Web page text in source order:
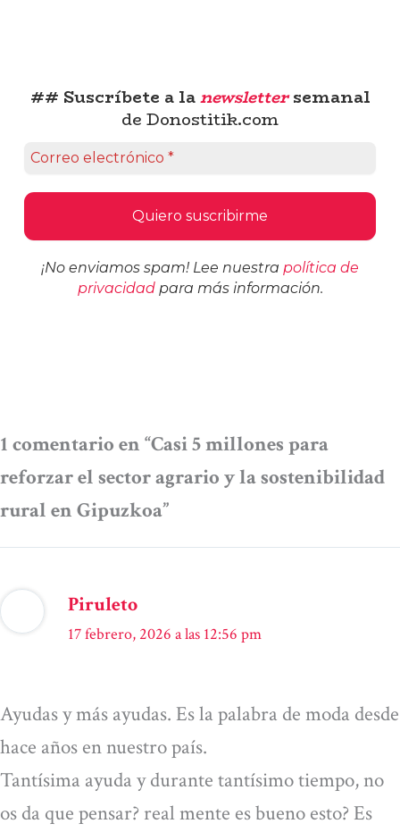
## Suscríbete a lanewslettersemanal
de Donostitik.com
¡No enviamos spam! Lee nuestra política de
privacidadpara más información.
1 comentario en “Casi 5 millones para
reforzar el sector agrario y la sostenibilidad
rural en Gipuzkoa”
Piruleto
17 febrero, 2026 a las 12:56 pm
Ayudas y más ayudas. Es la palabra de moda desde
hace años en nuestro país.
Tantísima ayuda y durante tantísimo tiempo, no
os da que pensar? real mente es bueno esto? Es